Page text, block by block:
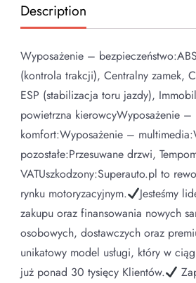
Description
Wyposażenie –
(kontrola trakcji), Centralny zamek,
ESP (stabilizacja toru jazdy),
powietrzna kierowcyWyposażenie –
komfort:Wyposażenie –
pozostałe:Przesuwane drzwi,
VATUszkodzony:Superauto.pl to
rynku motoryzacyjnym.
Jesteśmy
zakupu oraz finansowania nowych
osobowych, dostawczych oraz
unikatowy model usługi, który w
już ponad 30 tysięcy Klientów.